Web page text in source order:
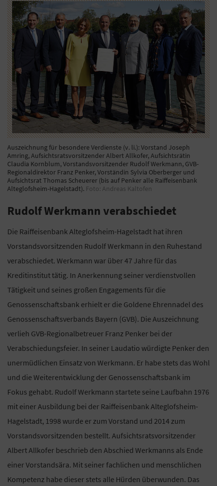
Auszeichnung für besondere Verdienste (v. li.): Vorstand Joseph
Amring, Aufsichtsratsvorsitzender Albert Allkofer, Aufsichtsrätin
Claudia Kornblum, Vorstandsvorsitzender Rudolf Werkmann, GVB-
Regionaldirektor Franz Penker, Vorständin Sylvia Oberberger und
Aufsichtsrat Thomas Scheuerer (bis auf Penker alle Raiffeisenbank
Alteglofsheim-Hagelstadt). Foto: Andreas Kaltofen
Rudolf Werkmann verabschiedet
Die Raiffeisenbank Alteglofsheim-Hagelstadt hat ihren
Vorstandsvorsitzenden Rudolf Werkmann in den Ruhestand
verabschiedet. Werkmann war über 47 Jahre für das
Kreditinstitut tätig. In Anerkennung seiner verdienstvollen
Tätigkeit und seines großen Engagements für die
Genossenschaftsbank erhielt er die Goldene Ehrennadel des
Genossenschaftsverbands Bayern (GVB). Die Auszeichnung
verlieh GVB-Regionalbetreuer Franz Penker bei der
Verabschiedungsfeier. In seiner Laudatio würdigte Penker den
unermüdlichen Einsatz von Werkmann. Er habe stets das Wohl
und die Weiterentwicklung der Genossenschaftsbank im
Fokus gehabt. Rudolf Werkmann startete seine Laufbahn 1976
mit einer Ausbildung bei der Raiffeisenbank Alteglofsheim-
Hagelstadt, 1998 wurde er zum Vorstand und 2014 zum
Vorstandsvorsitzenden bestellt. Aufsichtsratsvorsitzender
Albert Allkofer beschrieb den Abschied Werkmanns als Ende
einer Vorstandsära. Mit seiner fachlichen und menschlichen
Kompetenz habe dieser stets alle Hürden überwunden. Das